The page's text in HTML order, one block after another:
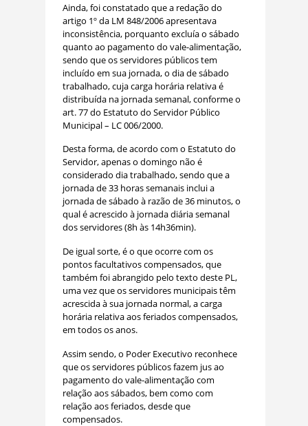
Ainda, foi constatado que a redação do
artigo 1º da LM 848/2006 apresentava
inconsistência, porquanto excluía o sábado
quanto ao pagamento do vale-alimentação,
sendo que os servidores públicos tem
incluído em sua jornada, o dia de sábado
trabalhado, cuja carga horária relativa é
distribuída na jornada semanal, conforme o
art. 77 do Estatuto do Servidor Público
Municipal – LC 006/2000.
Desta forma, de acordo com o Estatuto do
Servidor, apenas o domingo não é
considerado dia trabalhado, sendo que a
jornada de 33 horas semanais inclui a
jornada de sábado à razão de 36 minutos, o
qual é acrescido à jornada diária semanal
dos servidores (8h às 14h36min).
De igual sorte, é o que ocorre com os
pontos facultativos compensados, que
também foi abrangido pelo texto deste PL,
uma vez que os servidores municipais têm
acrescida à sua jornada normal, a carga
horária relativa aos feriados compensados,
em todos os anos.
Assim sendo, o Poder Executivo reconhece
que os servidores públicos fazem jus ao
pagamento do vale-alimentação com
relação aos sábados, bem como com
relação aos feriados, desde que
compensados.